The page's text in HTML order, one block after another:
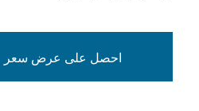
احصل على عرض سعر